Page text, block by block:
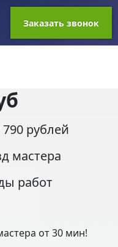
Заказать звонок
рублей
мастера
работ
от 30 мин!